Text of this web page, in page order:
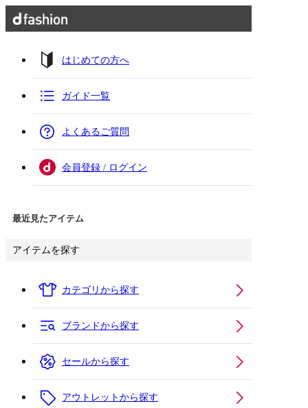
はじめての方へ
ガイド一覧
よくあるご質問
会員登録 / ログイン
最近見たアイテム
アイテムを探す
カテゴリから探す
ブランドから探す
セールから探す
アウトレットから探す